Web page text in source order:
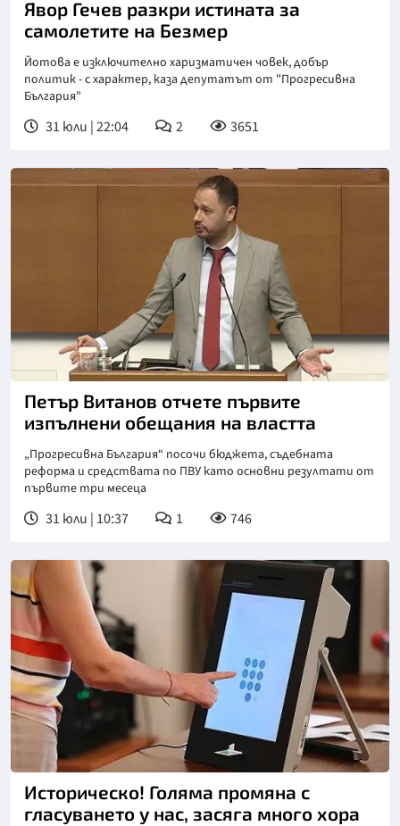
Явор Гечев разкри истината за
самолетите на Безмер
Йотова е изключително харизматичен човек, добър
политик - с характер, каза депутатът от "Прогресивна
България"
31 юли | 22:04 2 3651
Петър Витанов отчете първите
изпълнени обещания на властта
„Прогресивна България“ посочи бюджета, съдебната
реформа и средствата по ПВУ като основни резултати от
първите три месеца
31 юли | 10:37 1 746
Историческо! Голяма промяна с
гласуването у нас, засяга много хора